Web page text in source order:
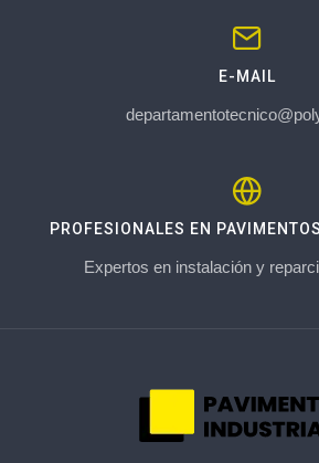
E-MAIL
PROFESIONALES EN
Expertos en instalación y